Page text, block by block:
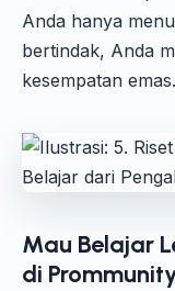
Anda hanya
bertindak, Anda
kesempatan emas.
Mau Belajar
di